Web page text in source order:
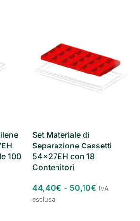
100
Set Materiale di
Separazione Cassetti
54x27EH con 18
Contenitori
44,40€ - 50,10€ IVA
esclusa